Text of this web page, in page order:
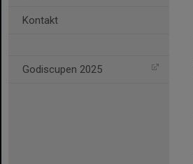
Kontakt
Godiscupen 2025